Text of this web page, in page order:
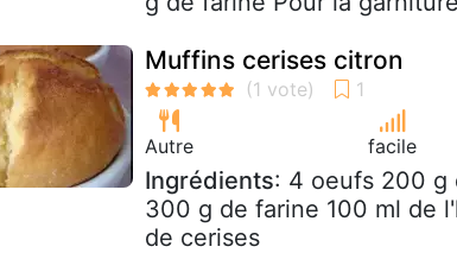
Muffins cerises citron
Autre facile
Ingrédients: 4 oeufs 200 g
300 g de farine 100 ml de
de cerises